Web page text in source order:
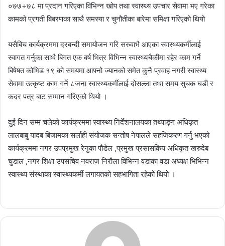
०७७÷७८ मा प्रदान गरिएका विभिन्न खोप तथा स्वास्थ्य उपचार सेवामा भए गरेका
कामको प्रगती बिबरणका साथै समस्या र चुनौतीका बारेमा समिक्षा गरिएको थियो
यसैबिच कार्यक्रममा दरबन्दी समायोजन गरि सरुवाभै आएका स्वास्थ्यकर्मीलाई
स्वागत गर्नुका साथै बिगत एक बर्ष भित्र विभिन्न स्वास्थ्यचैकीमा रहेर काम गर्ने
बिषेषत कोभिड १९ को समयमा आफ्नो ज्यानको समेत कुनै प्रवाह नगरी स्वास्थ्य
सेवामा उत्कृष्ट काम गर्ने ८जना स्वास्थ्यकर्मीलाई दोसल्ला तथा समय सुचक घडी र
कदर पत्र बाट सम्मान गरिएको थियो ।
दुई दिन सम्म चलेको कार्यक्रममा स्वास्थ्य निर्देशनालयका तथ्याङ्ग अधिकृत
लालबाबु यादब बिजामका सर्लाही संयोजक सन्तोष नेपालले सहजिकरण गर्नु भएको
कार्यक्रममा नगर उपप्रमुख रेनुका पौडेल ,प्रमुख प्रसासकिय अधिकृत खरुदेब
चुडाल ,नगर शिक्षा उपसचिव नवराज निरौला विभिन्न वडाका वडा अध्यक्ष भिभिन्न
स्वास्थ्य संस्थाका स्वास्थ्यकर्मी लगायतको सहभागिता रहेको थियो ।